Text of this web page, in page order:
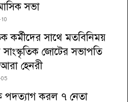
সভা
কর্মীদের সাথে মতবিনিময়
জোটের সভাপতি
আরা হেনরী
পদত্যাগ করল ৭ নেতা